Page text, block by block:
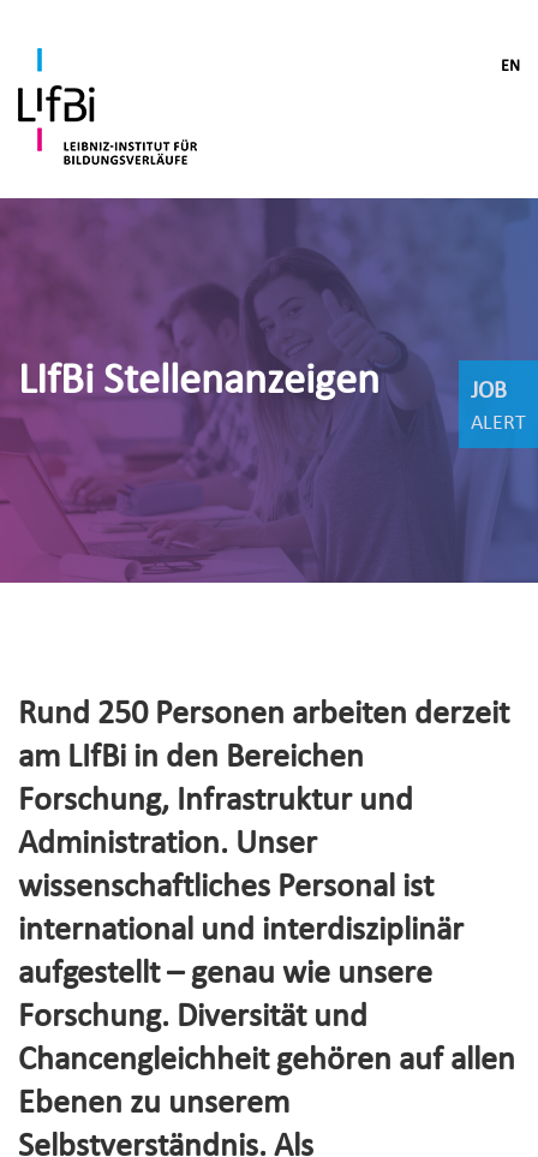
EN
LIfBi Stellenanzeigen
Rund 250 Personen arbeiten derzeit
am LIfBi in den Bereichen
Forschung, Infrastruktur und
Administration. Unser
wissenschaftliches Personal ist
international und interdisziplinär
aufgestellt – genau wie unsere
Forschung. Diversität und
Chancengleichheit gehören auf allen
Ebenen zu unserem
Selbstverständnis. Als
JOB
ALERT